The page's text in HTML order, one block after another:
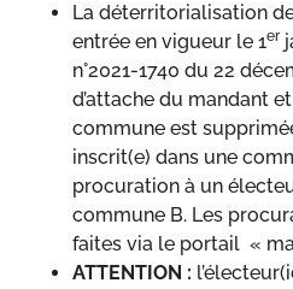
La déterritorialisation
entrée en vigueur le 1er
n°2021-1740 du 22
d’attache du mandant
commune est
inscrit(e) dans une
procuration à un
commune B. Les
faites via le portail «
ATTENTION :